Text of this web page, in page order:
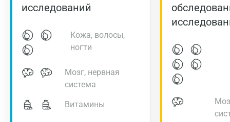
исследований
Кожа, волосы,
ногти
Мозг, нервная
система
Витамины